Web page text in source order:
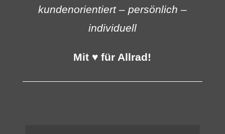
kundenorientiert – persönlich –
individuell
Mit ♥ für Allrad!